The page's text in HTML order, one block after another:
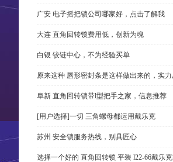
广安 电子摇把锁公司哪家好，点击了解我
大连 直角回转锁费用低，创新为魂
白银 铰链中心，不为经验买单
原来这种 唇形密封条是这样做出来的，实
阜新 直角回转锁带l型把手之家，信息推荐
[用户选择]一切 三角螺母都运用戴乐克
苏州 安全锁服务热线，别具匠心
选择一个好的 直角回转锁 平装 l22-66戴乐